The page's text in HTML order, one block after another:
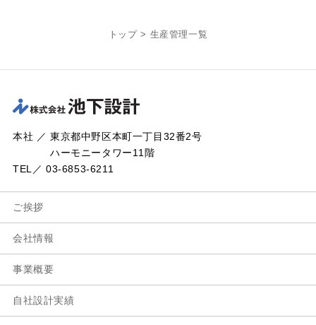
トップ > 生産管理一覧
本社 ／ 東京都中野区本町一丁目32番2号
ハーモニータワー11階
TEL／ 03-6853-6211
ご挨拶
会社情報
事業概要
自社設計実績